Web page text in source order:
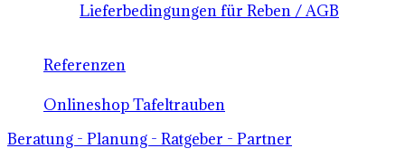
Lieferbedingungen für Reben / AGB
Referenzen
Onlineshop Tafeltrauben
Beratung - Planung - Ratgeber - Partner